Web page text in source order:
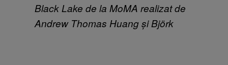
Black Lake de la MoMA realizat de
Andrew Thomas Huang și Björk